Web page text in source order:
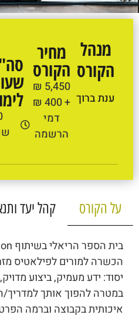
מנהל
הקורס
ענת ברוך
מחיר
הקורס
5,450 ₪
+ 400 ₪
דמי
הרשמה
על הקורס קהל יעד
הכשרה למורים לפילאטיס
יסוד: ידע מעמיק, ביצוע
במטרה להפוך אותך
איכותית בקבוצה וברמה